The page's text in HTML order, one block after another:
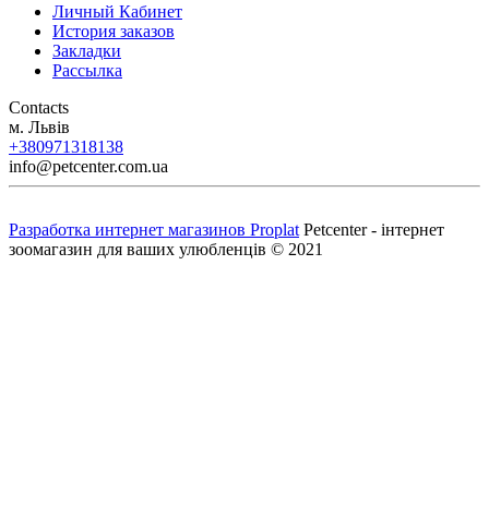
Личный Кабинет
История заказов
Закладки
Рассылка
Contacts
м. Львів
+380971318138
info@petcenter.com.ua
Разработка интернет магазинов Proplat Petcenter - інтернет
зоомагазин для ваших улюбленців © 2021